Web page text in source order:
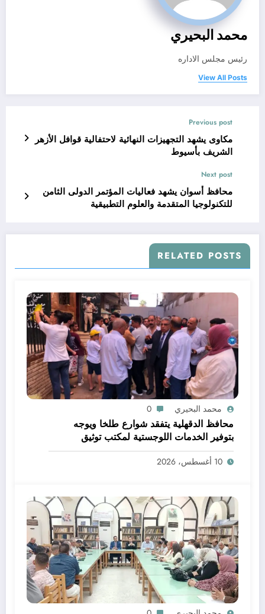
محمد البحيري
رئيس مجلس الاداره
View All Posts
Previous post
مكاوى يشهد التجهيزات النهائية لاحتفالية قوافل الأزهر
الشريف بأسيوط
Next post
محافظ أسوان يشهد فعاليات المؤتمر الدولى الثامن
للتكنولوجيا المتقدمة والعلوم التطبيقية
RELATED POSTS
محمد البحيري 0
محافظ الدقهلية يتفقد شوارع طلخا ويوجه
بتوفير الخدمات اللوجستية لمكتب توثيق
الخارجية
10 أغسطس، 2026